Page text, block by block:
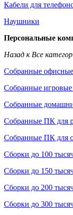
Кабели для
Наушники
Персональные
Назад к Все
Собранные
Собранные
Собранные
Собранные ПК для
Собранные ПК для
Сборки до 100
Сборки до 150
Сборки до 200
Сборки до 300